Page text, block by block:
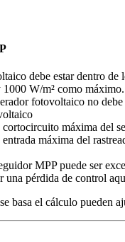
debe estar dentro
W/m² como máximo.
fotovoltaico no
máxima del
máxima del
MPP puede ser
una pérdida de control
basa el cálculo pueden